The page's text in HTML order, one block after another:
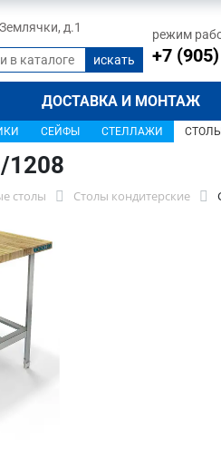
д.1 режим
+7
ДОСТАВКА И МОНТАЖ
СЕЙФЫ СТЕЛЛАЖИ СТОЛЫ
1208
столы Столы кондитерские